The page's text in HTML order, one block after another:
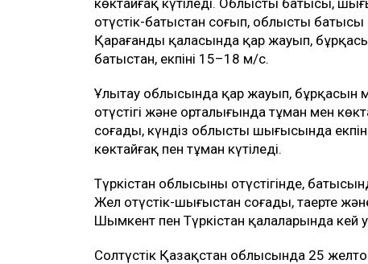
оңтүстік-батыстан соғып, облыстың
Қарағанды қаласында қар жауып,
батыстан, екпіні 15–18 м/с.
Ұлытау облысында қар жауып, бұрқасын
оңтүстігі және орталығында тұман мен
соғады, күндіз облыстың шығысында
көктайғақ пен тұман күтіледі.
Түркістан облысының оңтүстігінде,
Жел оңтүстік-шығыстан соғады, таңертең
Шымкент пен Түркістан қалаларында кей
Солтүстік Қазақстан облысында 25